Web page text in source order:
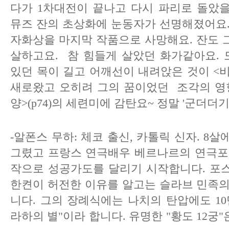
다가 1차대전이 끝나고 다시 파리로 돌았
뮤즈 잔의 초상화에 눈동자가 선명해졌어
자화상을 마지막 작품으로 사망해요. 잔도
살하고요. 참 힘들게 살았던 화가같아요.
있던 목이 길고 어깨선이 내려앉은 것이 <
새로왔고 오히려 그의 꿈이었던 조각의
양>(p74)의 세련미에 감탄요~ 정말 '군더더
-알폰스 무하: 체코 출신, 카톨릭 신자. 8살
그렸고 프랑스 연극배우 베르나르의 연극
작으로 성공가도를 달리기 시작합니다. 포
한켠이 허전한 이유를 알고는 슬라브 민족
니다. 그의 장례식에는 나치의 탄압에도
라하의 별"이라 합니다. 유명한 "황도 12궁